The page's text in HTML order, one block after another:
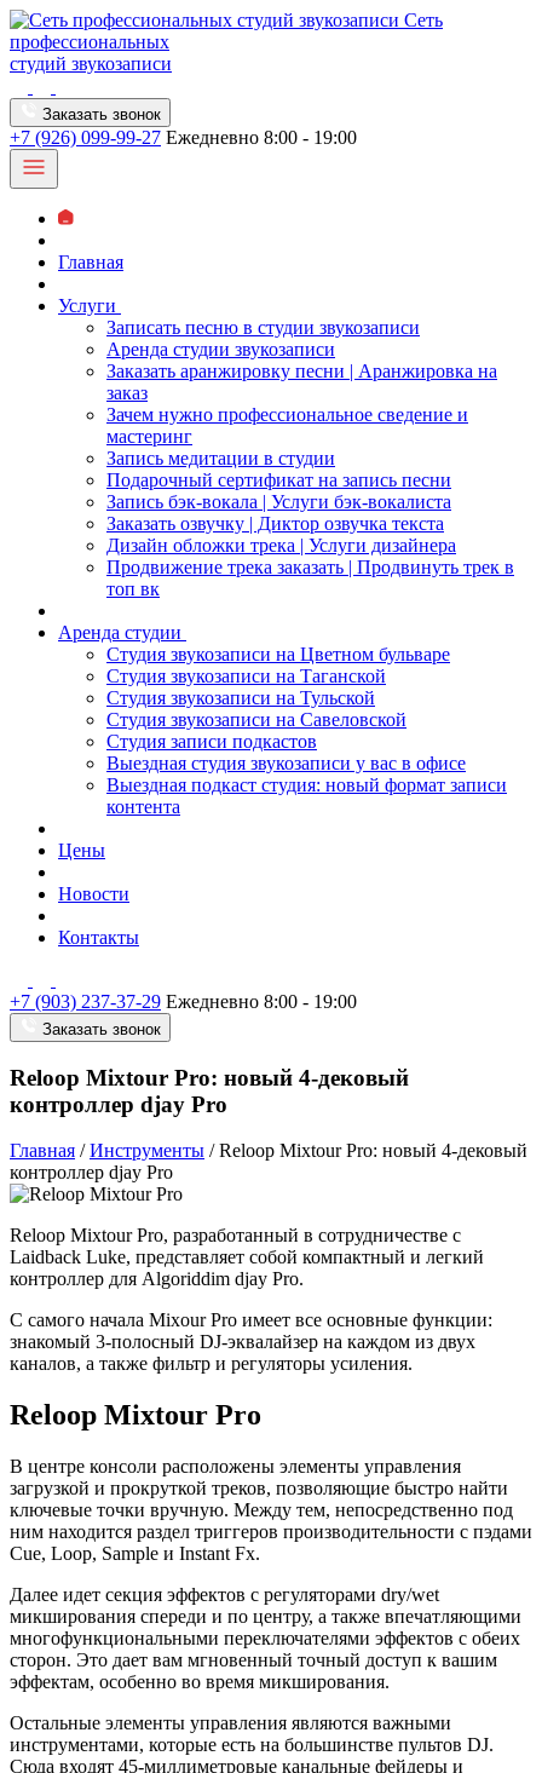
Сеть
профессиональных
студий звукозаписи
Заказать звонок
+7 (926) 099-99-27 Ежедневно 8:00 - 19:00
Главная
Услуги
Записать песню в студии звукозаписи
Аренда студии звукозаписи
Заказать аранжировку песни | Аранжировка на
заказ
Зачем нужно профессиональное сведение и
мастеринг
Запись медитации в студии
Подарочный сертификат на запись песни
Запись бэк-вокала | Услуги бэк-вокалиста
Заказать озвучку | Диктор озвучка текста
Дизайн обложки трека | Услуги дизайнера
Продвижение трека заказать | Продвинуть трек в
топ вк
Аренда студии
Студия звукозаписи на Цветном бульваре
Студия звукозаписи на Таганской
Студия звукозаписи на Тульской
Студия звукозаписи на Савеловской
Студия записи подкастов
Выездная студия звукозаписи у вас в офисе
Выездная подкаст студия: новый формат записи
контента
Цены
Новости
Контакты
+7 (903) 237-37-29 Ежедневно 8:00 - 19:00
Заказать звонок
Reloop Mixtour Pro: новый 4-дековый
контроллер djay Pro
Главная /Инструменты /Reloop Mixtour Pro: новый 4-дековый
контроллер djay Pro
Reloop Mixtour Pro, разработанный в сотрудничестве с
Laidback Luke, представляет собой компактный и легкий
контроллер для Algoriddim djay Pro.
С самого начала Mixour Pro имеет все основные функции:
знакомый 3-полосный DJ-эквалайзер на каждом из двух
каналов, а также фильтр и регуляторы усиления.
Reloop Mixtour Pro
В центре консоли расположены элементы управления
загрузкой и прокруткой треков, позволяющие быстро найти
ключевые точки вручную. Между тем, непосредственно под
ним находится раздел триггеров производительности с пэдами
Cue, Loop, Sample и Instant Fx.
Далее идет секция эффектов с регуляторами dry/wet
микширования спереди и по центру, а также впечатляющими
многофункциональными переключателями эффектов с обеих
сторон. Это дает вам мгновенный точный доступ к вашим
эффектам, особенно во время микширования.
Остальные элементы управления являются важными
инструментами, которые есть на большинстве пультов DJ.
Сюда входят 45-миллиметровые канальные фейдеры и